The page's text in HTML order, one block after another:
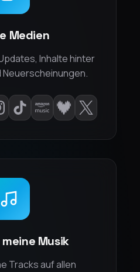
Medien
Inhalte hinter
Neuerscheinungen.
meine Musik
Tracks auf allen